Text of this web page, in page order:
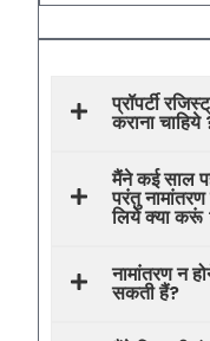
प्रॉपर्टी
कराना चाहिये
मैंने कई साल
परंतु
लिये क्या करूं
नामांतरण न
सकती हैं?